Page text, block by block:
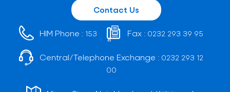
Contact Us
HIM Phone : 153 Fax : 0232 293 39 95
Central/Telephone Exchange : 0232 293 12
00